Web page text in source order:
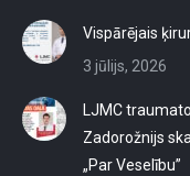
Vispārējais
3 jūlijs, 2026
LJMC
Zadorožnijs
„Par Veselību”